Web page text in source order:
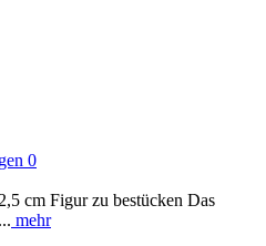
0
cm Figur zu bestücken Das
mehr